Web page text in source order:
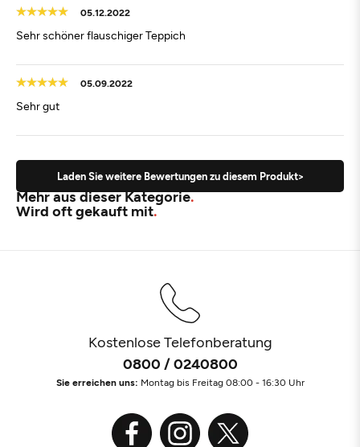
05.12.2022
Sehr schöner flauschiger Teppich
05.09.2022
Sehr gut
Laden Sie weitere Bewertungen zu diesem Produkt>
Mehr aus dieser Kategorie
Wird oft gekauft mit
Kostenlose Telefonberatung
0800 / 0240800
Sie erreichen uns: Montag bis Freitag 08:00 - 16:30 Uhr